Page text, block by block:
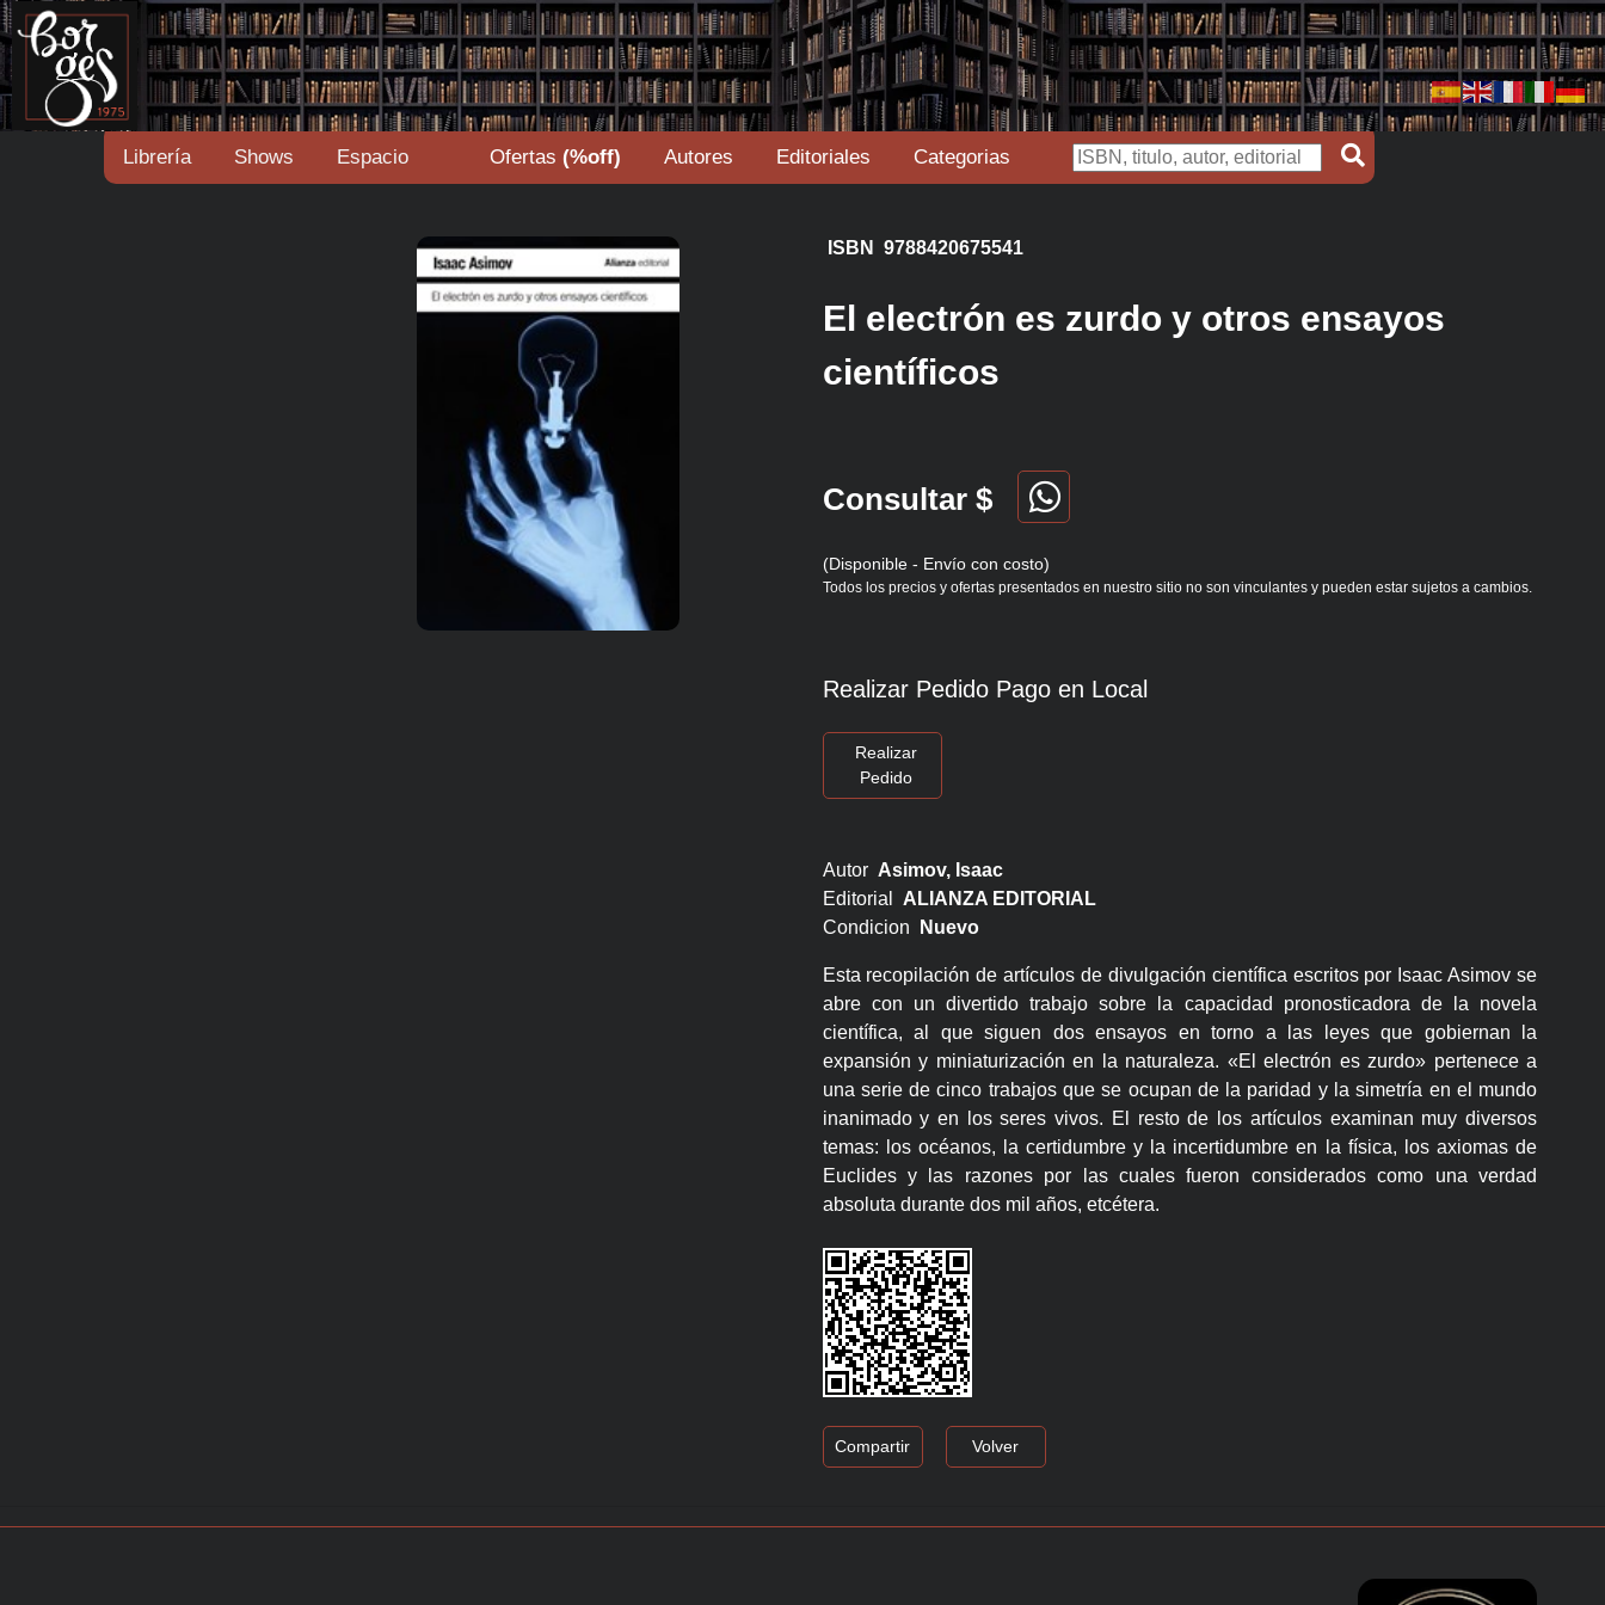
Librería Shows Espacio Ofertas (%off) Autores Editoriales Categorias
ISBN 9788420675541
El electrón es zurdo y otros ensayos
científicos
Consultar $
(Disponible - Envío con costo)
Todos los precios y ofertas presentados en nuestro sitio no son vinculantes y pueden estar sujetos a cambios.
Realizar Pedido Pago en Local
Realizar
Pedido
Autor Asimov, Isaac
Editorial ALIANZA EDITORIAL
Condicion
Nuevo
Esta recopilación de artículos de divulgación científica escritos por Isaac Asimov se
abre con un divertido trabajo sobre la capacidad pronosticadora de la novela
científica, al que siguen dos ensayos en torno a las leyes que gobiernan la
expansión y miniaturización en la naturaleza. «El electrón es zurdo» pertenece a
una serie de cinco trabajos que se ocupan de la paridad y la simetría en el mundo
inanimado y en los seres vivos. El resto de los artículos examinan muy diversos
temas: los océanos, la certidumbre y la incertidumbre en la física, los axiomas de
Euclides y las razones por las cuales fueron considerados como una verdad
absoluta durante dos mil años, etcétera.
Compartir Volver